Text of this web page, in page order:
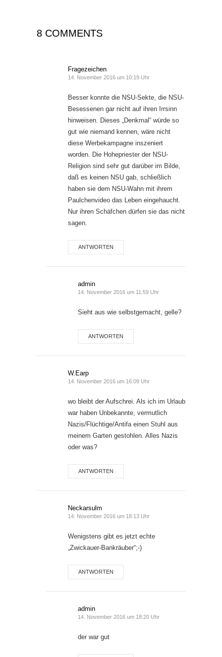
8 COMMENTS
Fragezeichen
14. November 2016 um 10:19 Uhr
Besser konnte die NSU-Sekte, die NSU-
Besessenen gar nicht auf ihren Irrsinn
hinweisen. Dieses „Denkmal“ würde so
gut wie niemand kennen, wäre nicht
diese Werbekampagne inszeniert
worden. Die Hohepriester der NSU-
Religion sind sehr gut darüber im Bilde,
daß es keinen NSU gab, schließlich
haben sie dem NSU-Wahn mit ihrem
Paulchenvideo das Leben eingehaucht.
Nur ihren Schäfchen dürfen sie das nicht
sagen.
ANTWORTEN
admin
14. November 2016 um 11:59 Uhr
Sieht aus wie selbstgemacht, gelle?
ANTWORTEN
W.Earp
14. November 2016 um 16:09 Uhr
wo bleibt der Aufschrei. Als ich im Urlaub
war haben Unbekannte, vermutlich
Nazis/Flüchtige/Antifa einen Stuhl aus
meinem Garten gestohlen. Alles Nazis
oder was?
ANTWORTEN
Neckarsulm
14. November 2016 um 18:13 Uhr
Wenigstens gibt es jetzt echte
„Zwickauer-Bankräuber“;-)
ANTWORTEN
admin
14. November 2016 um 18:20 Uhr
der war gut